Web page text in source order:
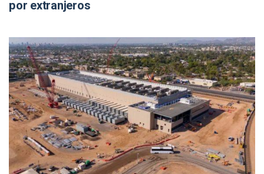
por extranjeros